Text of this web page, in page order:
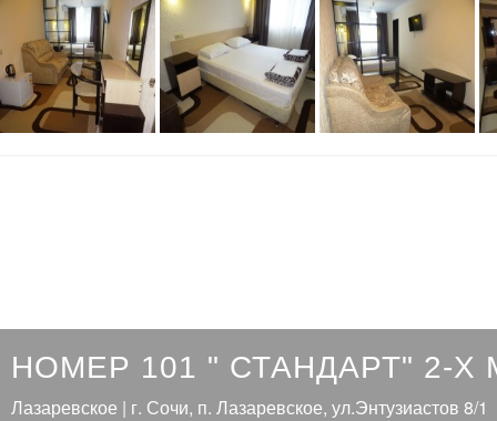
НОМЕР 101 " СТАНДАРТ" 2-
Лазаревское | г. Сочи, п. Лазаревское, ул.Энтузиастов 8/1